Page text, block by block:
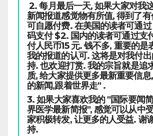
2. 每月最后一天, 如果大家对我
新闻报道感觉物有所值, 得到了
可自愿付费. 在美国的读者可通
码支付 $2. 国内的读者可通过支
付人民币15 元. 钱不多, 重要的是
我的报道的认可. 这将是对我付
持. 也欢迎打赏. 我的宗旨就是追
质, 给大家提供更多最新重要信
的新闻,跟着世界走" .
3. 如果大家喜欢我的 "国际要闻
界医学最新简报", 感觉可以从中
家积极转发, 让更多的人受益. 谢
持.